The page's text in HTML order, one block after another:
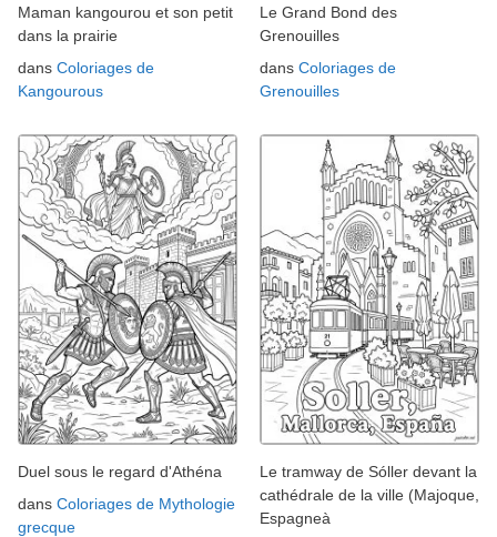
Maman kangourou et son petit
dans la prairie
dans Coloriages de
Kangourous
Le Grand Bond des
Grenouilles
dans Coloriages de
Grenouilles
Duel sous le regard d'Athéna
dans Coloriages de Mythologie
grecque
Le tramway de Sóller devant la
cathédrale de la ville (Majoque,
Espagneà